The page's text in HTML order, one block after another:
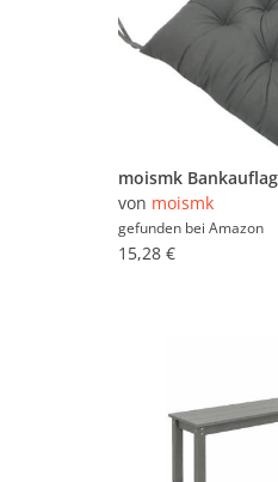
von moismk
gefunden bei Amazon
15,28 €